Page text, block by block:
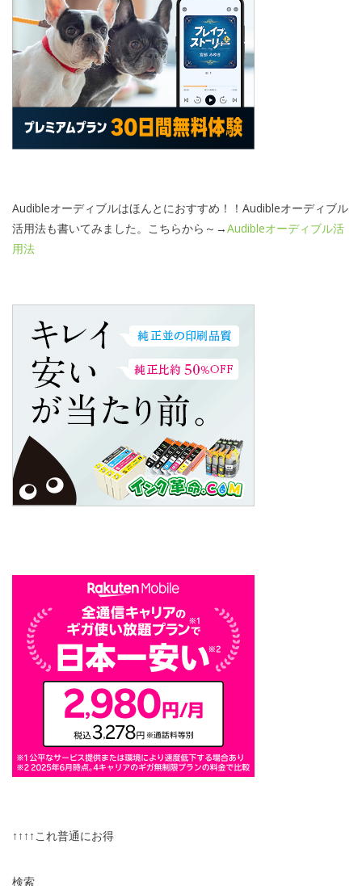
Audibleオーディブルはほんとにおすすめ！！Audibleオーディブル
活用法も書いてみました。こちらから～→Audibleオーディブル活
用法
↑↑↑↑これ普通にお得
検索